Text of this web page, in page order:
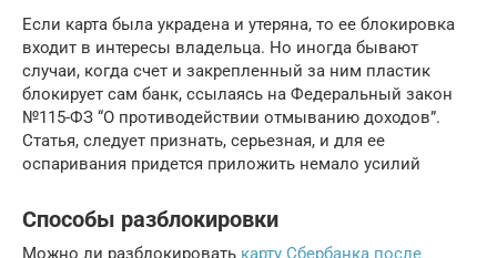
Если карта была украдена и утеряна, то ее блокировка
входит в интересы владельца. Но иногда бывают
случаи, когда счет и закрепленный за ним пластик
блокирует сам банк, ссылаясь на Федеральный закон
№115-ФЗ “О противодействии отмыванию доходов”.
Статья, следует признать, серьезная, и для ее
оспаривания придется приложить немало усилий
Способы разблокировки
Можно ли разблокировать карту Сбербанка после